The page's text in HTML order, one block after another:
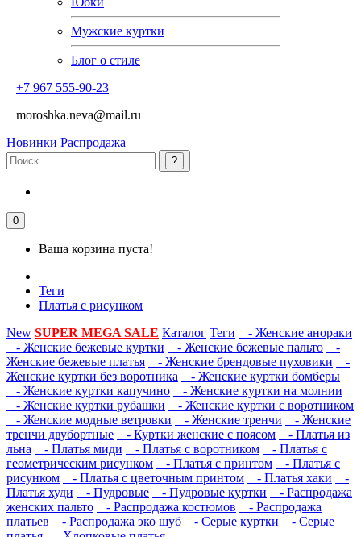
Мужские куртки
Блог о стиле
+7 967 555-90-23
moroshka.neva@mail.ru
Новинки Распродажа
0
Ваша корзина пуста!
Теги
Платья с рисунком
New SUPER MEGA SALE Каталог Теги
- Женские анораки
- Женские бежевые куртки
- Женские бежевые пальто
-
Женские бежевые платья
- Женские брендовые пуховики
-
Женские куртки без воротника
- Женские куртки бомберы
- Женские куртки капучино
- Женские куртки на молнии
- Женские куртки рубашки
- Женские куртки с воротником
- Женские модные ветровки
- Женские тренчи
- Женские
тренчи двубортные
- Куртки женские с поясом
- Платья из
льна
- Платья миди - Платья с воротником
- Платья с
геометрическим рисунком
- Платья с принтом
- Платья с
рисунком
- Платья с цветочным принтом - Платья хаки
-
Платья худи
- Пудровые - Пудровые куртки
- Распродажа
женских пальто
- Распродажа костюмов
- Распродажа
платьев
- Распродажа эко шуб - Серые куртки
- Серые